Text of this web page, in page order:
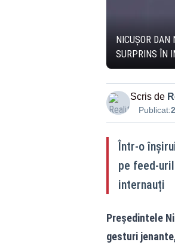
NICUȘOR DAN
SURPRINS ÎN
Scris de
Publicat:
Într-o
pe feed-
internauți
Președintele
gesturi